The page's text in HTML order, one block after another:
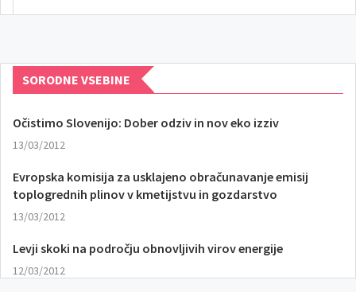
SORODNE VSEBINE
Očistimo Slovenijo: Dober odziv in nov eko izziv
13/03/2012
Evropska komisija za usklajeno obračunavanje emisij
toplogrednih plinov v kmetijstvu in gozdarstvo
13/03/2012
Levji skoki na področju obnovljivih virov energije
12/03/2012